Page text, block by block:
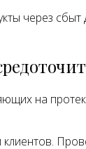
через
на